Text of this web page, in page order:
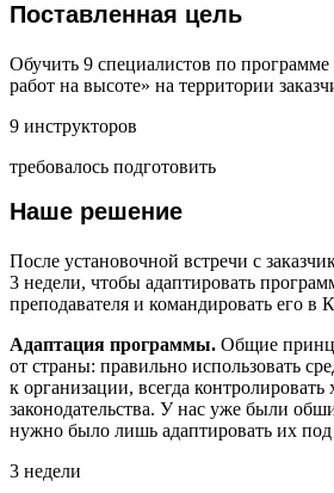
Поставленная цель
Обучить 9 специалистов по
работ на высоте» на территории
9 инструкторов
требовалось подготовить
Наше решение
После установочной встречи с
3 недели, чтобы адаптировать
преподавателя и командировать его в
Адаптация программы. Общие
от страны: правильно использовать
к организации, всегда
законодательства. У нас уже были
нужно было лишь адаптировать их
3 недели